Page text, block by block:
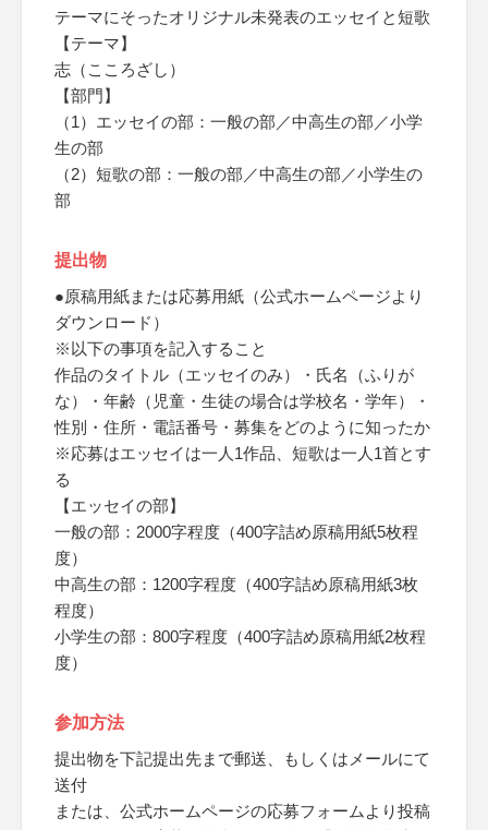
テーマにそったオリジナル未発表のエッセイと短歌
【テーマ】
志（こころざし）
【部門】
（1）エッセイの部：一般の部／中高生の部／小学
生の部
（2）短歌の部：一般の部／中高生の部／小学生の
部
提出物
●原稿用紙または応募用紙（公式ホームページより
ダウンロード）
※以下の事項を記入すること
作品のタイトル（エッセイのみ）・氏名（ふりが
な）・年齢（児童・生徒の場合は学校名・学年）・
性別・住所・電話番号・募集をどのように知ったか
※応募はエッセイは一人1作品、短歌は一人1首とす
る
【エッセイの部】
一般の部：2000字程度（400字詰め原稿用紙5枚程
度）
中高生の部：1200字程度（400字詰め原稿用紙3枚
程度）
小学生の部：800字程度（400字詰め原稿用紙2枚程
度）
参加方法
提出物を下記提出先まで郵送、もしくはメールにて
送付
または、公式ホームページの応募フォームより投稿